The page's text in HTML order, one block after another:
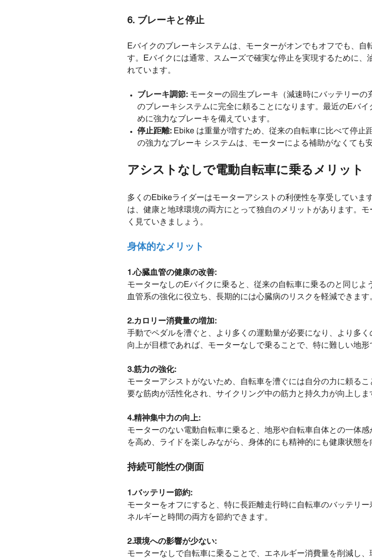
6. ブレーキと停止
Eバイクのブレーキシステムは、モーターがオンでもオフでも、自
す。Eバイクには通常、スムーズで確実な停止を実現するために、
れています。
ブレーキ調節: モーターの回生ブレーキ（減速時にバッテリー
のブレーキシステムに完全に頼ることになります。最近のEバ
めに強力なブレーキを備えています。
停止距離: Ebike は重量が増すため、従来の自転車に比べて停
の強力なブレーキ システムは、モーターによる補助がなくても
アシストなしで電動自転車に乗るメリット
多くのEbikeライダーはモーターアシストの利便性を享受していま
は、健康と地球環境の両方にとって独自のメリットがあります。
く見ていきましょう。
身体的なメリット
1.心臓血管の健康の改善:
モーターなしのEバイクに乗ると、従来の自転車に乗るのと同じ
血管系の強化に役立ち、長期的には心臓病のリスクを軽減できます
2.カロリー消費量の増加:
手動でペダルを漕ぐと、より多くの運動量が必要になり、より多
向上が目標であれば、モーターなしで乗ることで、特に難しい地
3.筋力の強化:
モーターアシストがないため、自転車を漕ぐには自分の力に頼る
要な筋肉が活性化され、サイクリング中の筋力と持久力が向上しま
4.精神集中力の向上:
モーターのない電動自転車に乗ると、地形や自転車自体との一体
を高め、ライドを楽しみながら、身体的にも精神的にも健康状態を
持続可能性の側面
1.バッテリー節約:
モーターをオフにすると、特に長距離走行時に自転車のバッテリ
ネルギーと時間の両方を節約できます。
2.環境への影響が少ない:
モーターなしで自転車に乗ることで、エネルギー消費量を削減し